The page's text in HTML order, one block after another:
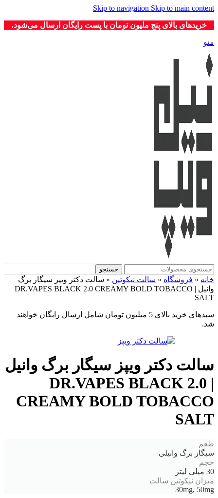
Skip to navigation Skip to main content
خریدهای بالای پنج ملیون تومان با پست رایگان ارسال می‌شود.
منو
جستجو
خانه » فروشگاه » سالت نیکوتین » سالت دکتر ویپز سیگار برگ
وانیل | DR.VAPES BLACK 2.0 CREAMY BOLD TOBACCO
SALT
سبدهای خرید بالای 5 میلیون تومان شامل ارسال رایگان خواهند
شد.
سالت دکتر ویپز سیگار برگ وانیل
| DR.VAPES BLACK 2.0
CREAMY BOLD TOBACCO
SALT
طعم
سیگار برگ وانیلی
حجم
30 میلی لیتر
میزان نیکوتین سالت
30mg, 50mg